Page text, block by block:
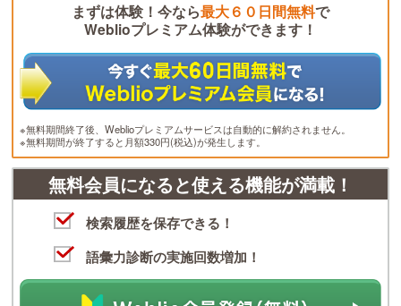
まずは体験！今なら最大６０日間無料で
Weblioプレミアム体験ができます！
※無料期間終了後、Weblioプレミアムサービスは自動的に解約されません。
※無料期間が終了すると月額330円(税込)が発生します。
無料会員になると使える機能が満載！
検索履歴を保存できる！
語彙力診断の実施回数増加！